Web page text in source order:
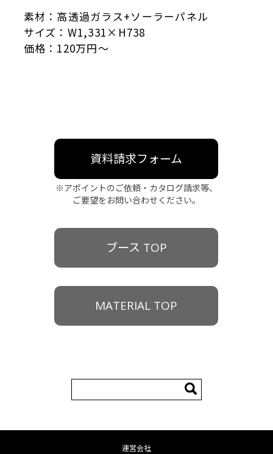
素材：高透過ガラス+ソーラーパネル
サイズ：W1,331×H738
価格：120万円～
資料請求フォーム
※アポイントのご依頼・カタログ請求等、
ご要望をお問い合わせください。
ブース TOP
MATERIAL TOP
索:
運営会社